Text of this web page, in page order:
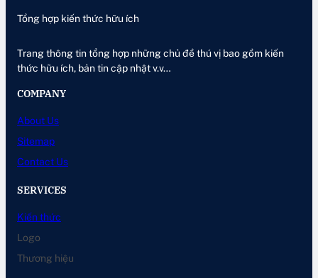
Tổng hợp kiến thức hữu ích
Trang thông tin tổng hợp những chủ đề thú vị bao gồm kiến
thức hữu ích, bản tin cập nhật v.v…
COMPANY
About Us
Sitemap
Contact Us
SERVICES
Kiến thức
Logo
Thương hiệu